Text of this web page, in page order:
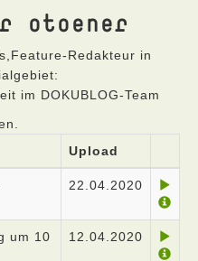
otoener
Redakteur in
im DOKUBLOG-Team
Upload
22.04.2020
um 10
12.04.2020